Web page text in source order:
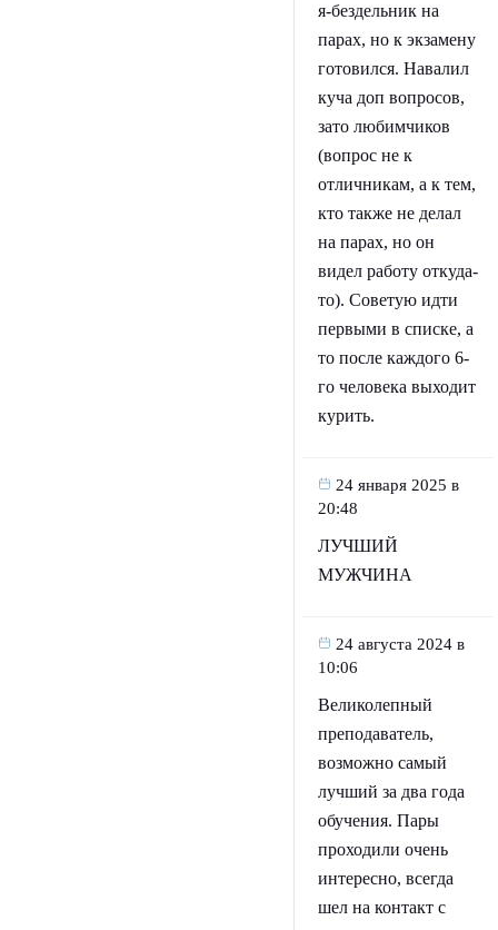
я-бездельник на
парах, но к экзамену
готовился. Навалил
куча доп вопросов,
зато любимчиков
(вопрос не к
отличникам, а к тем,
кто также не делал
на парах, но он
видел работу откуда-
то). Советую идти
первыми в списке, а
то после каждого 6-
го человека выходит
курить.
24 января 2025 в
20:48
ЛУЧШИЙ
МУЖЧИНА
24 августа 2024 в
10:06
Великолепный
преподаватель,
возможно самый
лучший за два года
обучения. Пары
проходили очень
интересно, всегда
шел на контакт с